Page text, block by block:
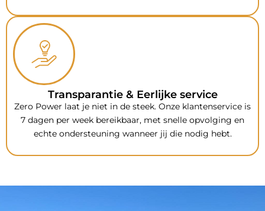
Transparantie & Eerlijke service
Zero Power laat je niet in de steek. Onze klantenservice is
7 dagen per week bereikbaar, met snelle opvolging en
echte ondersteuning wanneer jij die nodig hebt.